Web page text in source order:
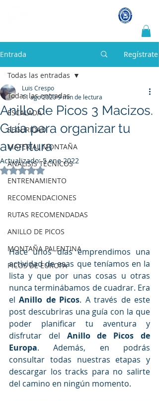
Entrada Regístrate
Todas las entradas
ESCALADA
SEGURIDAD
MATERIAL MONTAÑA
ANÁLISIS TÉCNICOS
ENTRENAMIENTO
RECOMENDACIONES
RUTAS RECOMENDADAS
ANILLO DE PICOS
MONTAÑA PALENTINA
PICOS DE EUROPA
Todas las entradas
Anillo de Picos 3 Macizos.
Guía para organizar tu
aventura
Luis Crespo
11 ago 20209 min de lectura
Actualizado:5 ene 2022
Obtuvo NaN de 5 estrellas.
Hace unos días emprendimos una
actividad de esas que teníamos en la
lista y que por unas cosas u otras
nunca terminábamos de cuadrar. Era
el Anillo de Picos. A través de este
post descubriras una guía con la que
poder planificar tu aventura y
disfrutar del Anillo de Picos de
Europa. Además, en podrás
consultar todas nuestras etapas y
descargar los tracks para no salirte
del camino en ningún momento.